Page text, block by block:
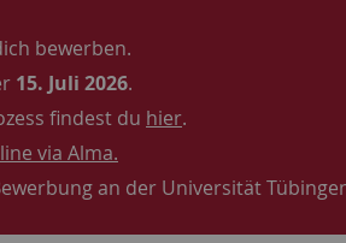
bewerben.
15. Juli 2026.
findest du hier.
via Alma.
an der Universität